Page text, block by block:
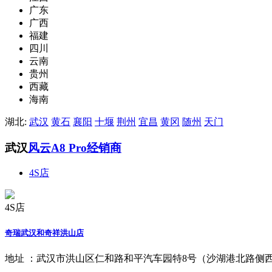
广东
广西
福建
四川
云南
贵州
西藏
海南
湖北: 武汉 黄石 襄阳 十堰 荆州 宜昌 黄冈 随州 天门
武汉风云A8 Pro经销商
4S店
4S店
奇瑞武汉和奇祥洪山店
地址 ： 武汉市洪山区仁和路和平汽车园特8号（沙湖港北路侧